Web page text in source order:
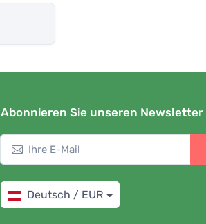
Abonnieren Sie unseren Newsletter
Deutsch / EUR